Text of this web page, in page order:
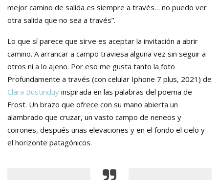
mejor camino de salida es siempre a través… no puedo ver
otra salida que no sea a través”.
Lo que sí parece que sirve es aceptar la invitación a abrir
camino. A arrancar a campo traviesa alguna vez sin seguir a
otros ni a lo ajeno. Por eso me gusta tanto la foto
Profundamente a través (con celular Iphone 7 plus, 2021) de
Clara Bustinduy inspirada en las palabras del poema de
Frost. Un brazo que ofrece con su mano abierta un
alambrado que cruzar, un vasto campo de neneos y
coirones, después unas elevaciones y en el fondo el cielo y
el horizonte patagónicos.